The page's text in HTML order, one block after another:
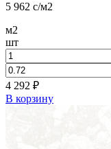
5 962 c/м2
м2
шт
4 292 ₽
В корзину